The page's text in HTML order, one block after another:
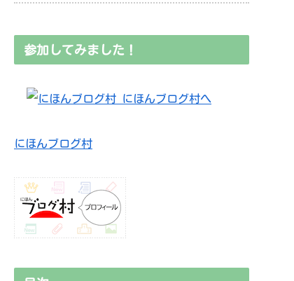
参加してみました！
にほんブログ村